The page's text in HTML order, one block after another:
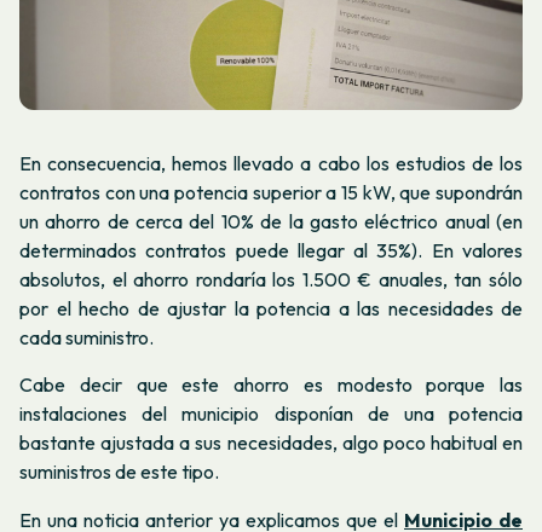
En consecuencia, hemos llevado a cabo los estudios de los
contratos con una potencia superior a 15 kW, que supondrán
un ahorro de cerca del 10% de la gasto eléctrico anual (en
determinados contratos puede llegar al 35%). En valores
absolutos, el ahorro rondaría los 1.500 € anuales,tan sólo
por el hecho de ajustar la potencia a las necesidades de
cada suministro.
Cabe decir que este ahorro es modesto porque las
instalaciones del municipio disponían de una potencia
bastante ajustada a sus necesidades, algo poco habitual en
suministros de este tipo.
En una noticia anterior ya explicamos que el Municipio de